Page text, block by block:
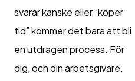
svarar kanske eller ”köper
tid” kommer det bara att bli
en utdragen process. För
dig, och din arbetsgivare.